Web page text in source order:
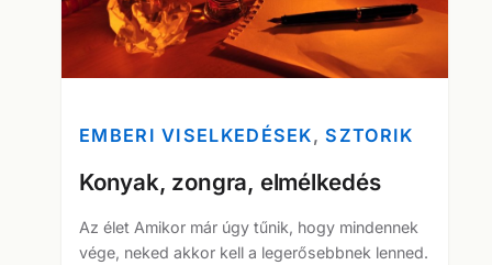
EMBERI VISELKEDÉSEK, SZTORIK
Konyak, zongra, elmélkedés
Az élet Amikor már úgy tűnik, hogy mindennek
vége, neked akkor kell a legerősebbnek lenned.